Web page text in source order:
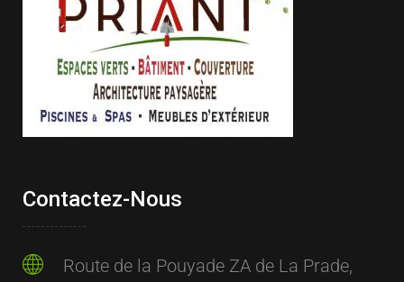
Contactez-Nous
Route de la Pouyade ZA de La Prade,